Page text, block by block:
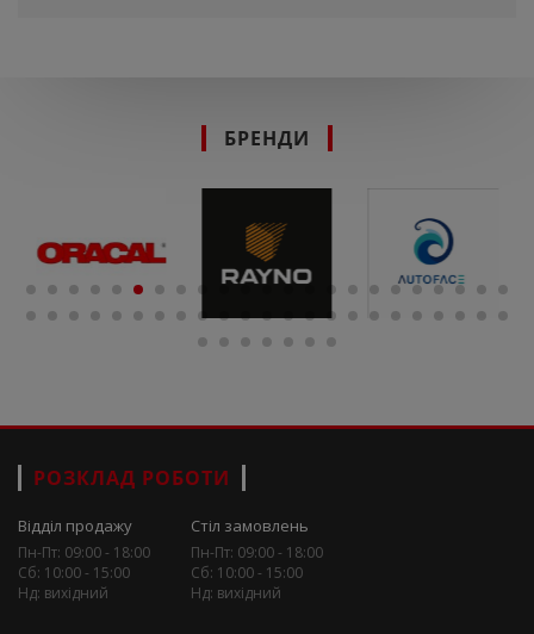
БРЕНДИ
РОЗКЛАД РОБОТИ
Відділ продажу
Пн-Пт: 09:00 - 18:00
Сб: 10:00 - 15:00
Нд: вихідний
Стіл замовлень
Пн-Пт: 09:00 - 18:00
Сб: 10:00 - 15:00
Нд: вихідний